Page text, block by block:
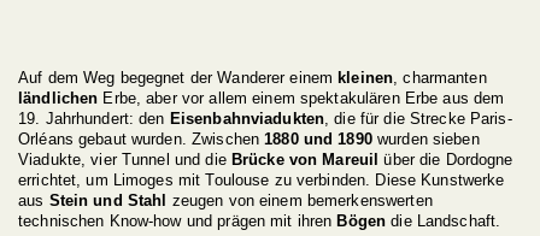
Auf dem Weg begegnet der Wanderer einem kleinen, charmanten
ländlichen Erbe, aber vor allem einem spektakulären Erbe aus dem
19. Jahrhundert: den Eisenbahnviadukten, die für die Strecke Paris-
Orléans gebaut wurden. Zwischen1880 und 1890wurden sieben
Viadukte, vier Tunnel und die Brücke von Mareuil über die Dordogne
errichtet, um Limoges mit Toulouse zu verbinden. Diese Kunstwerke
aus Stein und Stahl zeugen von einem bemerkenswerten
technischen Know-how und prägen mit ihren Bögen die Landschaft.